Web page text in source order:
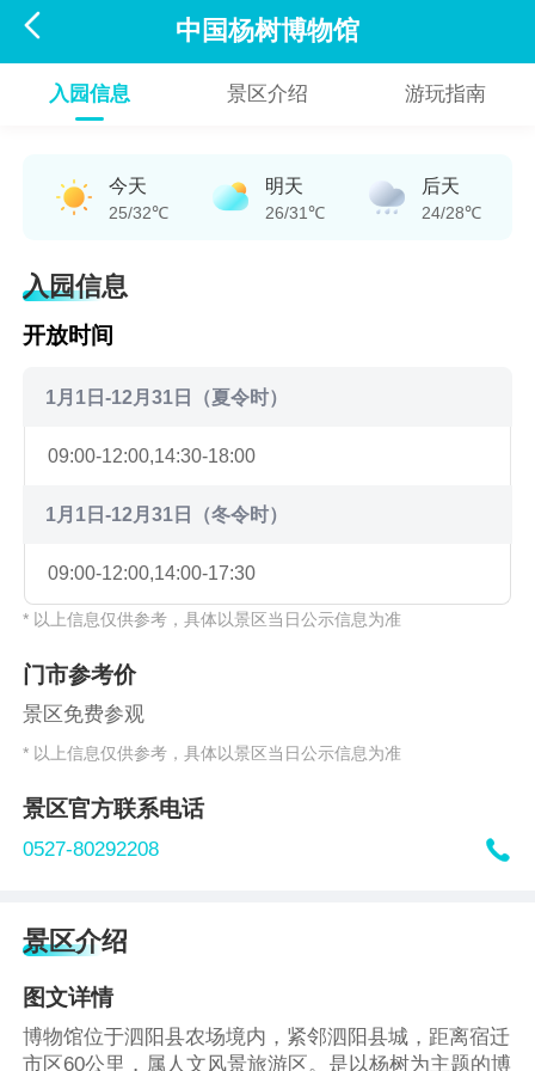
 中国杨树博物馆
入园信息 景区介绍 游玩指南
今天
25/32℃
明天
26/31℃
后天
24/28℃
入园信息
开放时间
1月1日-12月31日（夏令时）
09:00-12:00,14:30-18:00
1月1日-12月31日（冬令时）
09:00-12:00,14:00-17:30
* 以上信息仅供参考，具体以景区当日公示信息为准
门市参考价
景区免费参观
* 以上信息仅供参考，具体以景区当日公示信息为准
景区官方联系电话
0527-80292208 
景区介绍
图文详情
博物馆位于泗阳县农场境内，紧邻泗阳县城，距离宿迁
市区60公里，属人文风景旅游区。是以杨树为主题的博